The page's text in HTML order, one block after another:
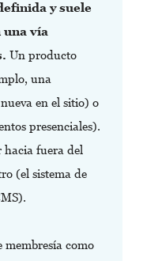
y suele
vía
Un producto
una
en el sitio) o
presenciales).
fuera del
(el sistema de
membresía como